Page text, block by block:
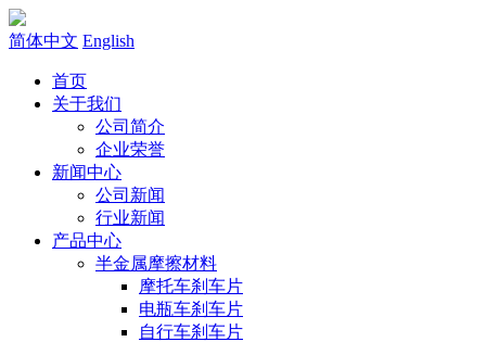
简体中文 English
首页
关于我们
公司简介
企业荣誉
新闻中心
公司新闻
行业新闻
产品中心
半金属摩擦材料
摩托车刹车片
电瓶车刹车片
自行车刹车片